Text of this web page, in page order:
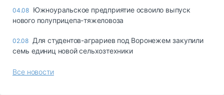
04.08 Южноуральское предприятие освоило выпуск
нового полуприцепа-тяжеловоза
02.08 Для студентов-аграриев под Воронежем закупили
семь единиц новой сельхозтехники
Все новости